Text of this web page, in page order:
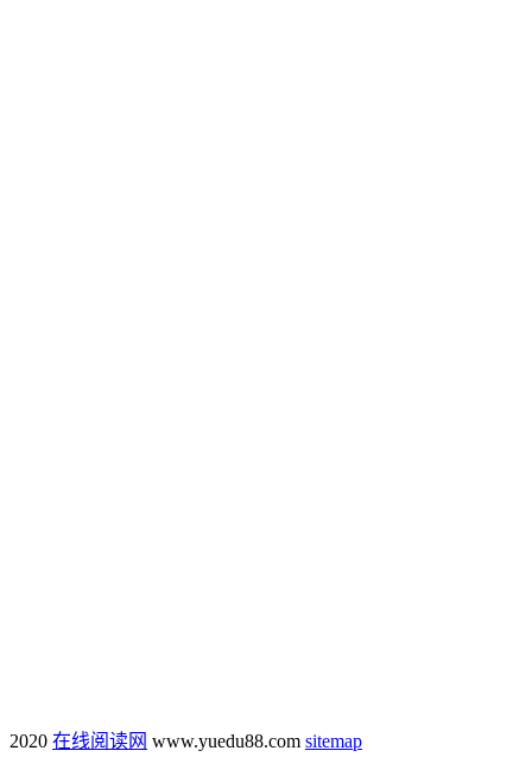
2020 在线阅读网 www.yuedu88.com sitemap